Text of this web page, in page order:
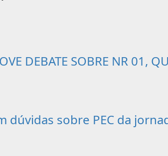
DEBATE SOBRE NR 01,
dúvidas sobre PEC da